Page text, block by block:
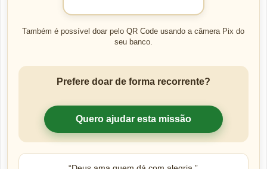
Também é possível doar pelo QR Code usando a câmera Pix do
seu banco.
Prefere doar de forma recorrente?
Quero ajudar esta missão